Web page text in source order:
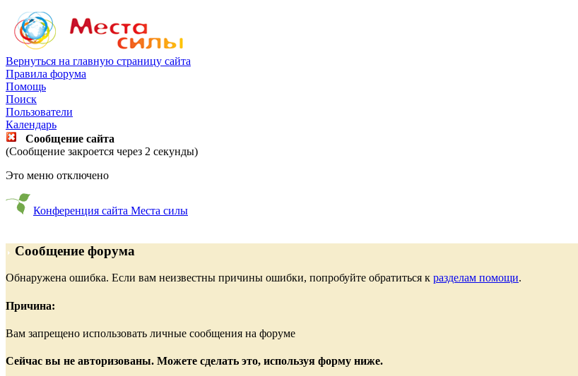
Вернуться на главную страницу сайта
Правила форума
Помощь
Поиск
Пользователи
Календарь
Сообщение сайта
(Сообщение закроется через 2 секунды)
Это меню отключено
Конференция сайта Места силы
Сообщение форума
Обнаружена ошибка. Если вам неизвестны причины ошибки, попробуйте обратиться к разделам помощи.
Причина:
Вам запрещено использовать личные сообщения на форуме
Сейчас вы не авторизованы. Можете сделать это, используя форму ниже.